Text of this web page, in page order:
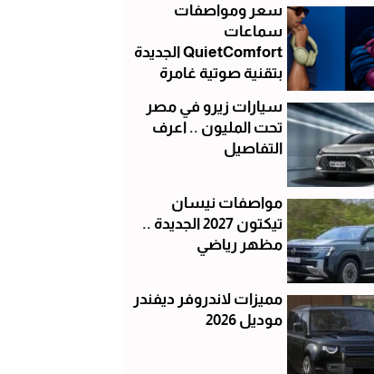
سعر ومواصفات
سماعات
QuietComfort الجديدة
بتقنية صوتية غامرة
سيارات زيرو في مصر
تحت المليون .. اعرف
التفاصيل
مواصفات نيسان
تيكتون 2027 الجديدة ..
مظهر رياضي
مميزات لاندروفر ديفندر
موديل 2026